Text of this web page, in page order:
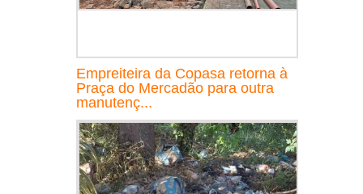
Empreiteira da Copasa retorna à
Praça do Mercadão para outra
manutenç...